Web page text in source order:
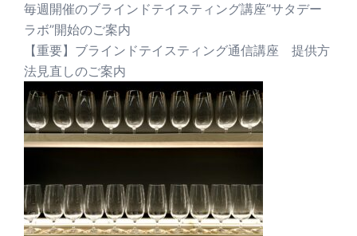
毎週開催のブラインドテイスティング講座”サタデー
ラボ”開始のご案内
【重要】ブラインドテイスティング通信講座 提供方
法見直しのご案内